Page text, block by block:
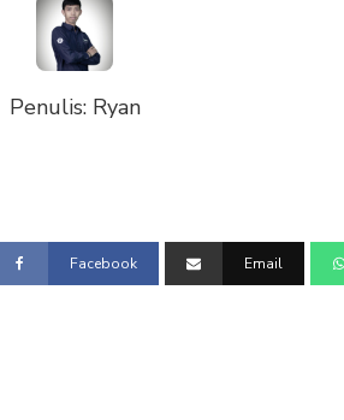
Penulis: Ryan
Facebook Email